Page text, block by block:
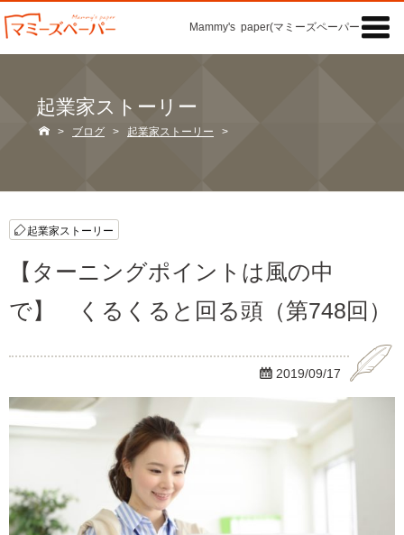
Mammy's paper(マミーズペーパー)の「記事

起業家ストーリー
 > ブログ > 起業家ストーリー >
起業家ストーリー
【ターニングポイントは風の中
で】 くるくると回る頭（第748回）
 2019/09/17